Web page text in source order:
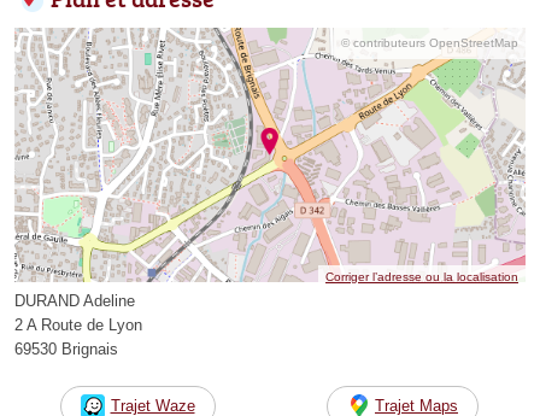
© contributeurs OpenStreetMap
Corriger l’adresse ou la localisation
DURAND Adeline
2 A Route de Lyon
69530 Brignais
Trajet Waze Trajet Maps